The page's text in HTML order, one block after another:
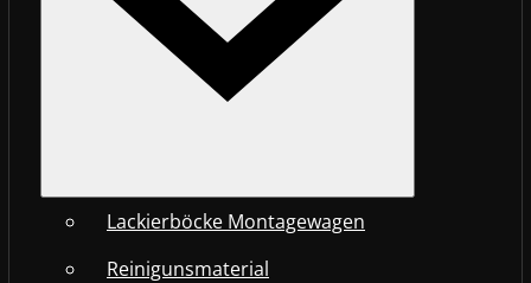
Lackierböcke Montagewagen
Reinigunsmaterial